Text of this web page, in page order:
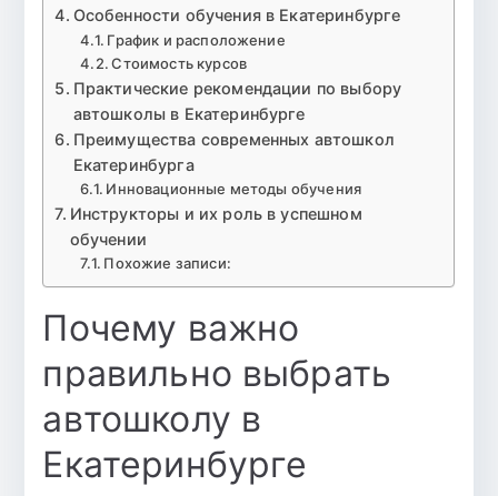
Особенности обучения в Екатеринбурге
График и расположение
Стоимость курсов
Практические рекомендации по выбору
автошколы в Екатеринбурге
Преимущества современных автошкол
Екатеринбурга
Инновационные методы обучения
Инструкторы и их роль в успешном
обучении
Похожие записи:
Почему важно
правильно выбрать
автошколу в
Екатеринбурге